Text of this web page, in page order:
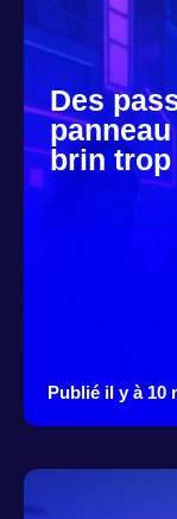
Des
brin
Publié il y à 10